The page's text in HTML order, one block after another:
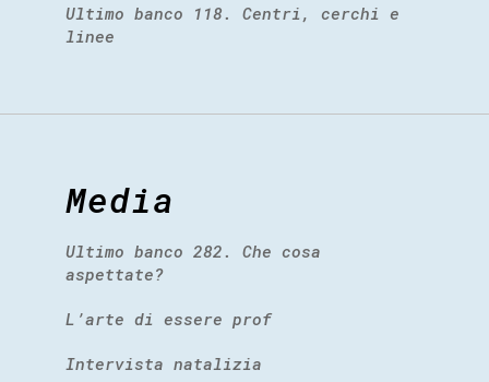
Ultimo banco 118. Centri, cerchi e
linee
Media
Ultimo banco 282. Che cosa
aspettate?
L’arte di essere prof
Intervista natalizia